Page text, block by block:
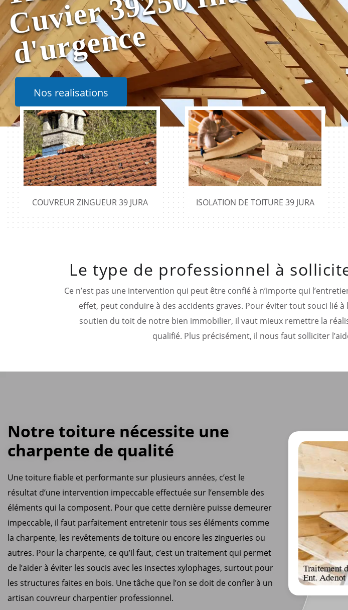
e
Nos realisations
COUVREUR ZINGUEUR 39 JURA ISOLATION DE TOITURE 39 JURA
Le type de professionnel à
Ce n’est pas une intervention qui peut être confié à n’importe qui
effet, peut conduire à des accidents graves. Pour éviter tout souci lié
soutien du toit de notre bien immobilier, il vaut mieux remettre la
qualifié. Plus précisément, il nous faut solliciter
Notre toiture nécessite une
charpente de qualité
Une toiture fiable et performante sur plusieurs années, c’est le
résultat d’une intervention impeccable effectuée sur l’ensemble des
éléments qui la composent. Pour que cette dernière puisse demeurer
impeccable, il faut parfaitement entretenir tous ses éléments comme
la charpente, les revêtements de toiture ou encore les zingueries ou
autres. Pour la charpente, ce qu’il faut, c’est un traitement qui permet
de l’aider à éviter les soucis avec les insectes xylophages, surtout pour
les structures faites en bois. Une tâche que l’on se doit de confier à un
artisan couvreur charpentier professionnel.